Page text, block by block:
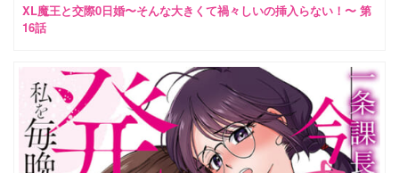
XL魔王と交際0日婚〜そんな大きくて禍々しいの挿入らない！〜 第
16話